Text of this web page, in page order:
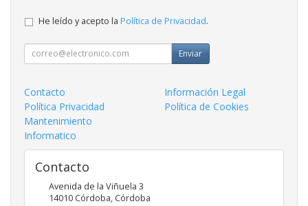
He leído y acepto la Política de Privacidad.
Enviar
Contacto
Información Legal
Política Privacidad
Política de Cookies
Mantenimiento
Informatico
Contacto
Avenida de la Viñuela 3
14010 Córdoba, Córdoba